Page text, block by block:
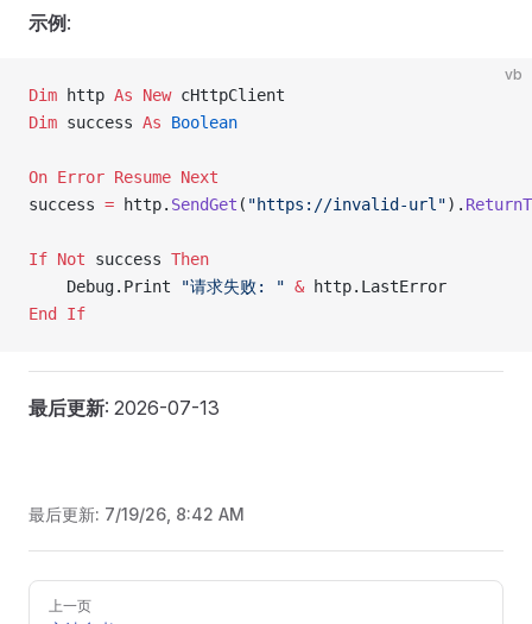
示例 :
vb
Dim http As New cHttpClient
Dim success As Boolean
On Error Resume Next
success = http. SendGet ( "https://invalid-url").
If Not success Then
    Debug.Print
"请求失败: " & http.LastError
End If
最后更新: 2026-07-13
最后更新: 7/19/26, 8:42 AM
Pager
上一页